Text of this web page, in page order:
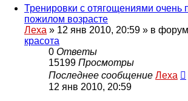
Тренировки с отягощениями очень
пожилом возрасте
Леха » 12 янв 2010, 20:59 » в
красота
0 Ответы
15199 Просмотры
Последнее сообщение Леха
12 янв 2010, 20:59